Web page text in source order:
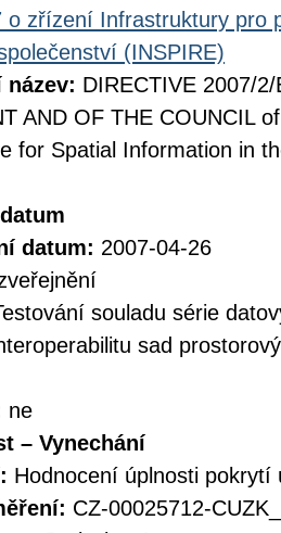
o zřízení Infrastruktury pro
(INSPIRE)
DIRECTIVE 2007/
AND OF THE COUNCIL
for Spatial Information in
datum: 2007-04-26
souladu série
sad
ne
– Vynechání
Hodnocení úplnosti
CZ-00025712-